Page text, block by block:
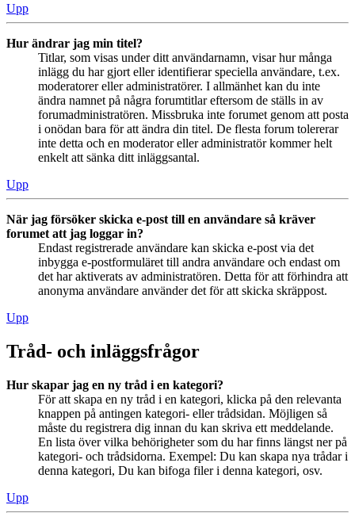
Upp
Hur ändrar jag min titel?
Titlar, som visas under ditt användarnamn, visar hur många
inlägg du har gjort eller identifierar speciella användare, t.ex.
moderatorer eller administratörer. I allmänhet kan du inte
ändra namnet på några forumtitlar eftersom de ställs in av
forumadministratören. Missbruka inte forumet genom att posta
i onödan bara för att ändra din titel. De flesta forum tolererar
inte detta och en moderator eller administratör kommer helt
enkelt att sänka ditt inläggsantal.
Upp
När jag försöker skicka e-post till en användare så kräver
forumet att jag loggar in?
Endast registrerade användare kan skicka e-post via det
inbygga e-postformuläret till andra användare och endast om
det har aktiverats av administratören. Detta för att förhindra att
anonyma användare använder det för att skicka skräppost.
Upp
Tråd- och inläggsfrågor
Hur skapar jag en ny tråd i en kategori?
För att skapa en ny tråd i en kategori, klicka på den relevanta
knappen på antingen kategori- eller trådsidan. Möjligen så
måste du registrera dig innan du kan skriva ett meddelande.
En lista över vilka behörigheter som du har finns längst ner på
kategori- och trådsidorna. Exempel: Du kan skapa nya trådar i
denna kategori, Du kan bifoga filer i denna kategori, osv.
Upp